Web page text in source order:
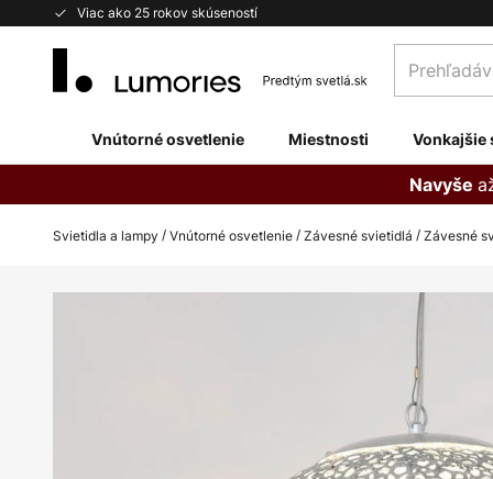
Viac ako 25 rokov skúseností
Skip
obchod
Vnútorné osvetlenie Miestnosti Vonkajšie
Navyše
Svietidla a lampy Vnútorné osvetlenie Závesné svietidlá Závesné